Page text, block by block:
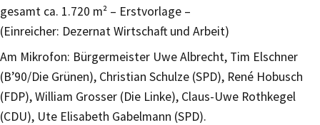
gesamt ca. 1.720 m² – Erstvorlage –
(Einreicher: Dezernat Wirtschaft und Arbeit)
Am Mikrofon: Bürgermeister Uwe Albrecht, Tim Elschner
(B’90/Die Grünen), Christian Schulze (SPD), René Hobusch
(FDP), William Grosser (Die Linke), Claus-Uwe Rothkegel
(CDU), Ute Elisabeth Gabelmann (SPD).